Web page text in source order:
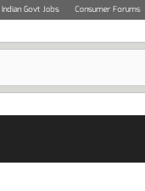
Indian Govt Jobs Consumer Forums